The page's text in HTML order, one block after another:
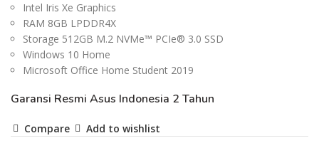
Intel Iris Xe Graphics
RAM 8GB LPDDR4X
Storage 512GB M.2 NVMe™ PCIe® 3.0 SSD
Windows 10 Home
Microsoft Office Home Student 2019
Garansi Resmi Asus Indonesia 2 Tahun
Compare Add to wishlist